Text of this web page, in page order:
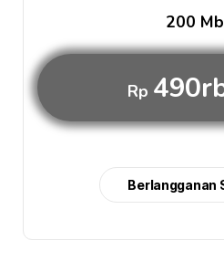
200
Rp
Berlangganan